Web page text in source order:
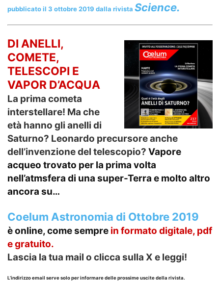
pubblicato il 3 ottobre 2019 dalla rivista Science.
DI ANELLI,
COMETE,
TELESCOPI E
VAPOR D’ACQUA
La prima cometa
interstellare! Ma che
età hanno gli anelli di
Saturno? Leonardo precursore anche
dell’invenzione del telescopio? Vapore
acqueo trovato per la prima volta
nell’atmsfera di una super-Terra e molto altro
ancora su…
Coelum Astronomia di Ottobre 2019
è online, come sempre in formato digitale, pdf
e gratuito.
Lascia la tua mail o clicca sulla X e leggi!
L’indirizzo email serve solo per informare delle prossime uscite della rivista.